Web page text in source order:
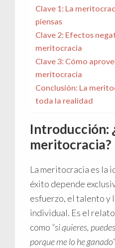
Clave 1: La
piensas
Clave 2: Efectos
meritocracia
Clave 3: Cómo
meritocracia
Conclusión: La
toda la realidad
Introducción:
meritocracia?
La meritocracia es la
éxito depende
esfuerzo, el talento y
individual. Es el
como “si quieres,
porque me lo he ganado”